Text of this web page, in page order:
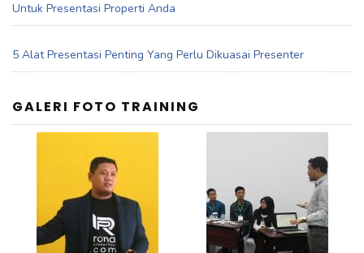
Untuk Presentasi Properti Anda
5 Alat Presentasi Penting Yang Perlu Dikuasai Presenter
GALERI FOTO TRAINING